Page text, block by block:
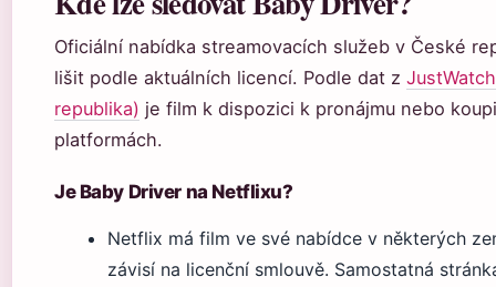
Oficiální nabídka streamovacích služeb v České
lišit podle aktuálních licencí. Podle dat z
republika) je film k dispozici k pronájmu nebo
platformách.
Je Baby Driver na Netflixu?
Netflix má film ve své nabídce v některých
závisí na licenční smlouvě. Samostatná